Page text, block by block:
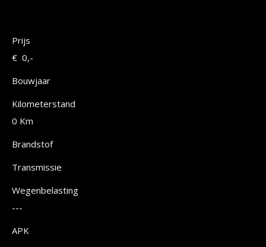
Prijs
€ 0,-
Bouwjaar
Kilometerstand
0 Km
Brandstof
Transmissie
Wegenbelasting
---
APK